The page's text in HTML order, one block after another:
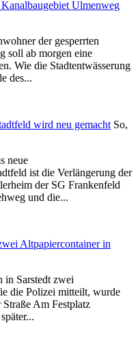
Ulmenweg
der gesperrten
soll ab morgen eine
Wie die Stadtentwässerung
des...
wird neu gemacht So,
neue
ist die Verlängerung der
der SG Frankenfeld
und die...
Altpapiercontainer in
in Sarstedt zwei
die Polizei mitteilt, wurde
Am Festplatz